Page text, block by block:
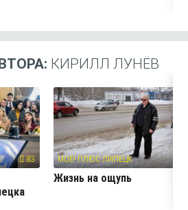
КИРИЛЛ ЛУНЁВ
83 МОЁ! ПЛЮС ЛИПЕЦК
Жизнь на ощупь